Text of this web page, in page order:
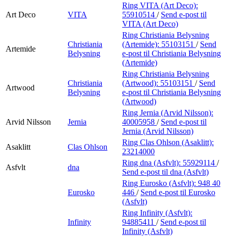
Art Deco VITA
Ring VITA (Art Deco):
55910514 / Send e-post til
VITA (Art Deco)
Artemide
Christiania
Belysning
Ring Christiania Belysning
(Artemide): 55103151 / Send
e-post til Christiania Belysning
(Artemide)
Artwood
Christiania
Belysning
Ring Christiania Belysning
(Artwood): 55103151 / Send
e-post til Christiania Belysning
(Artwood)
Arvid Nilsson Jernia
Ring Jernia (Arvid Nilsson):
40005958 / Send e-post til
Jernia (Arvid Nilsson)
Asaklitt
Clas Ohlson
Ring Clas Ohlson (Asaklitt):
23214000
Asfvlt
dna
Ring dna (Asfvlt): 55929114 /
Send e-post til dna (Asfvlt)
Eurosko
Ring Eurosko (Asfvlt): 948 40
446 / Send e-post til Eurosko
(Asfvlt)
Infinity
Ring Infinity (Asfvlt):
94885411 / Send e-post til
Infinity (Asfvlt)